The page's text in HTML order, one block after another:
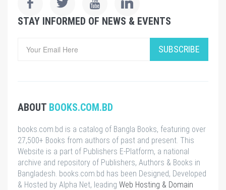
STAY INFORMED OF NEWS & EVENTS
SUBSCRIBE
ABOUT BOOKS.COM.BD
books.com.bd is a catalog of Bangla Books, featuring over
27,500+ Books from authors of past and present. This
Website is a part of Publishers E-Platform, a national
archive and repository of Publishers, Authors & Books in
Bangladesh. books.com.bd has been Designed, Developed
& Hosted by Alpha Net, leading Web Hosting & Domain